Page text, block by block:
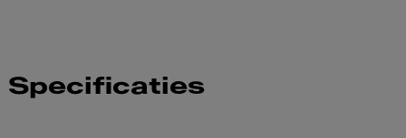
Specificaties